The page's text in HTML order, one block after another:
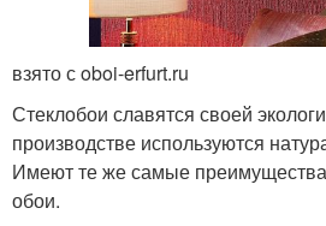
взято с oboi-erfurt.ru
Стеклобои славятся своей
производстве используются
Имеют те же самые
обои.